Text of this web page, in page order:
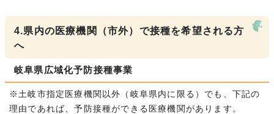
4.県内の医療機関（市外）で接種を希望される方
へ
岐阜県広域化予防接種事業
※土岐市指定医療機関以外（岐阜県内に限る）でも、下記の
理由であれば、予防接種ができる医療機関があります。